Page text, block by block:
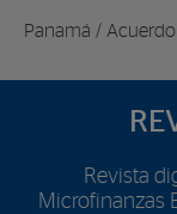
Panamá / Acuerdo
Revista
Microfinanzas